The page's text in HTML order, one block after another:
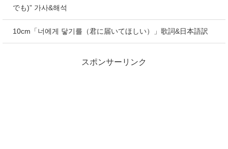
でも)” 가사&해석
10cm「너에게 닿기를（君に届いてほしい）」歌詞&日本語訳
スポンサーリンク